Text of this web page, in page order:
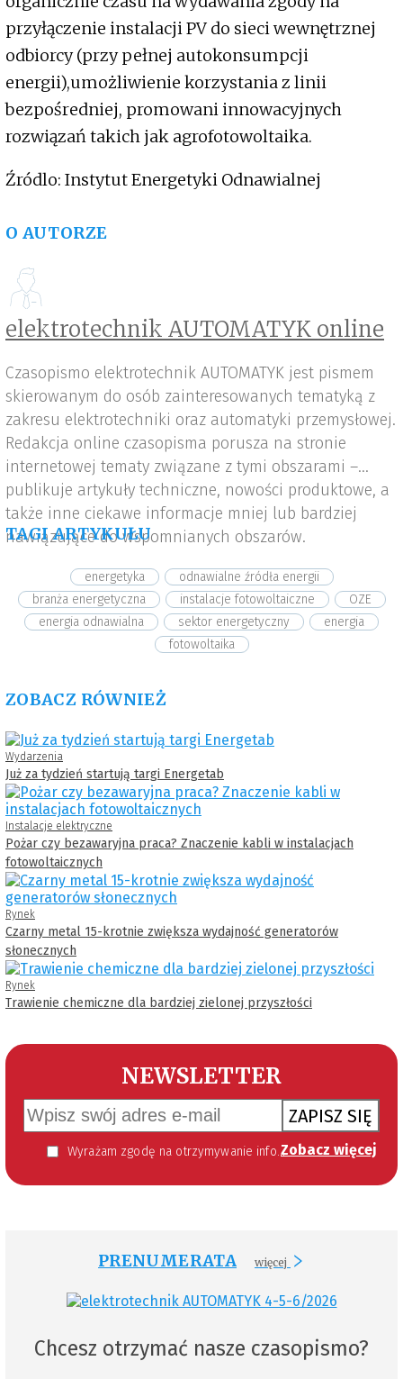
przyłączenie instalacji PV do sieci wewnętrznej
odbiorcy (przy pełnej autokonsumpcji
energii),umożliwienie korzystania z linii
bezpośredniej, promowani innowacyjnych
rozwiązań takich jak agrofotowoltaika.
Źródlo: Instytut Energetyki Odnawialnej
O AUTORZE
elektrotechnik AUTOMATYK online
Czasopismo elektrotechnik AUTOMATYK jest pismem
skierowanym do osób zainteresowanych tematyką z
zakresu elektrotechniki oraz automatyki przemysłowej.
Redakcja online czasopisma porusza na stronie
internetowej tematy związane z tymi obszarami –
publikuje artykuły techniczne, nowości produktowe, a
także inne ciekawe informacje mniej lub bardziej
nawiązujące do wspomnianych obszarów.
TAGI ARTYKUŁU
energetyka
odnawialne źródła energii
branża energetyczna
instalacje fotowoltaiczne
OZE
energia odnawialna
sektor energetyczny
energia
fotowoltaika
ZOBACZ RÓWNIEŻ
Wydarzenia
Już za tydzień startują targi Energetab
Instalacje elektryczne
Pożar czy bezawaryjna praca? Znaczenie kabli w instalacjach
fotowoltaicznych
Rynek
Czarny metal 15-krotnie zwiększa wydajność generatorów
słonecznych
Rynek
Trawienie chemiczne dla bardziej zielonej przyszłości
NEWSLETTER
ZAPISZ SIĘ
Wyrażam zgodę na otrzymywanie informacji handlowej kierowanej do mnie za pomocą środków komunikacji elektronicznej w szczególności poczty elektronicznej zgodnie z przepisem art. 10 ust 2 ustawy z dnia 18 lipca 2002 roku o świadczeniu usług drogą elektroniczną (Dz. U. 144 z 2002 r. poz. 1204). Zgoda jest dobrowolna, jednak jej wyrażenie jest konieczne, aby otrzymywać newsletter. Zobacz więcej
PRENUMERATA więcej
Chcesz otrzymać nasze czasopismo?